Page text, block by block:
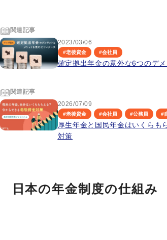
関連記事
2023/03/06
#老後資金 #会社員
確定拠出年金の意外な6つのデ
関連記事
2026/07/09
#老後資金 #会社員 #公務員 #
厚生年金と国民年金はいくらも
対策
日本の年金制度の仕組み